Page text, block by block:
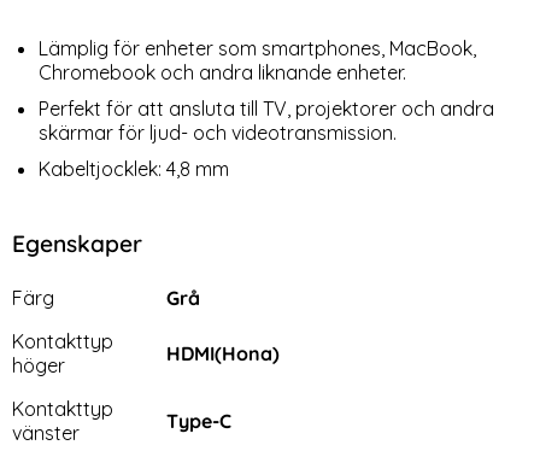
Lämplig för enheter som smartphones, MacBook,
Chromebook och andra liknande enheter.
Perfekt för att ansluta till TV, projektorer och andra
skärmar för ljud- och videotransmission.
Kabeltjocklek: 4,8 mm
Egenskaper
Egenskaper/attribut för denna produkt
Attribut
Färg
Grå
Kontakttyp
höger
HDMI(Hona)
Kontakttyp
vänster
Type-C